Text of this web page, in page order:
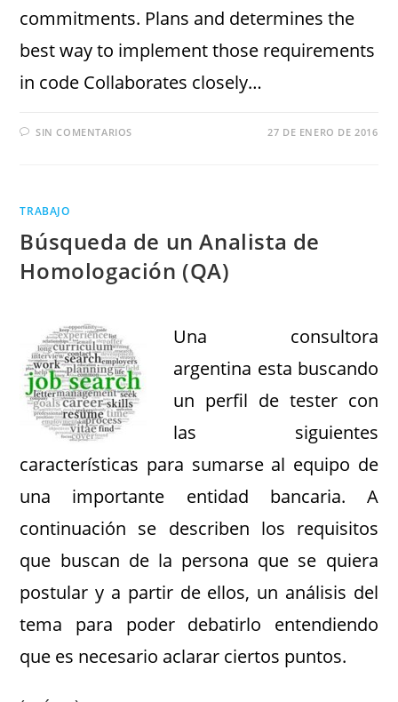
commitments. Plans and determines the
best way to implement those requirements
in code Collaborates closely…
SIN COMENTARIOS 27 DE ENERO DE 2016
TRABAJO
Búsqueda de un Analista de
Homologación (QA)
Una consultora
argentina esta buscando
un perfil de tester con
las siguientes
características para sumarse al equipo de
una importante entidad bancaria. A
continuación se describen los requisitos
que buscan de la persona que se quiera
postular y a partir de ellos, un análisis del
tema para poder debatirlo entendiendo
que es necesario aclarar ciertos puntos.